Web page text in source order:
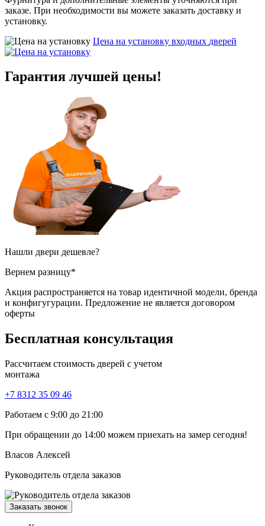
заказе. При необходимости вы можете заказать доставку и
установку.
Цена на установку входных дверей
Гарантия лучшей цены!
Нашли двери дешевле?
Вернем разницу*
Акция распространяется на товар идентичной модели, бренда
и конфигугурации. Предложение не является договором
оферты
Бесплатная консультация
Рассчитаем стоимость дверей с учетом
монтажа
+7 8312 35 09 46
Работаем с 9:00 до 21:00
При обращении до 14:00 можем приехать на замер сегодня!
Власов Алексей
Руководитель отдела заказов
Заказать звонок